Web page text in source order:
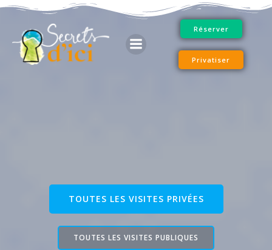
Aller
contenu
Réserver
Privatiser
TOUTES LES VISITES PRIVÉES
TOUTES LES VISITES PUBLIQUES